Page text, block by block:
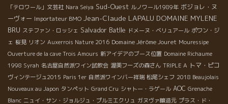
「テロワール」文芸社 Nara Seiya Sud-Ouest ルノワール1989年 ボジョレ・ヌ
ーヴォー Importateur BMO Jean-Claude LAPALU DOMAINE MYLENE
BRU ステファン・ロッシェ Salvador Batlle ドメーヌ・ベリュアール ポワン・ジ
ェ 桜見 リオン Auxerrois Nature 2016 Domaine Jérôme Jouret Mouressipe
Ouverture de la cave Trois Amours 新アイデアのブース位置 Domaine Richaume
1998 Syrah 名古屋自然派ワイン試飲会 渥美フーズの森さん TRIPLE A トマ・ピコ
ヴィンテージュ2015 Paris 1er 自然派ワインバー祥瑞 松尾シェフ 2018 Beaujolais
Nouveaux au Japon タンペット Grand Cru シャトー・ラゲール AOC Grenache
Blanc ニュイ・サン・ジョルジュ・プルミエクリュ ガヌヴァ醸造元 プラス・ド・